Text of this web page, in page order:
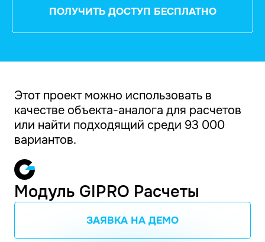
ПОЛУЧИТЬ ДОСТУП БЕСПЛАТНО
Этот проект можно использовать в
качестве объекта-аналога для расчетов
или найти подходящий среди 93 000
вариантов.
Модуль GIPRO Расчеты
ЗАЯВКА НА ДЕМО